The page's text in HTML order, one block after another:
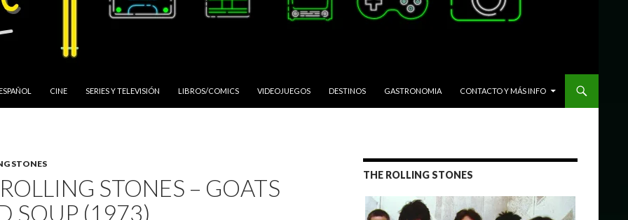
CINE SERIES Y TELEVISIÓN LIBROS/COMICS VIDEOJUEGOS DESTINOS GASTRONOMIA CONTACTO Y MÁS INFO
STONES
STONES – GOATS
SOUP (1973)
THE ROLLING STONES